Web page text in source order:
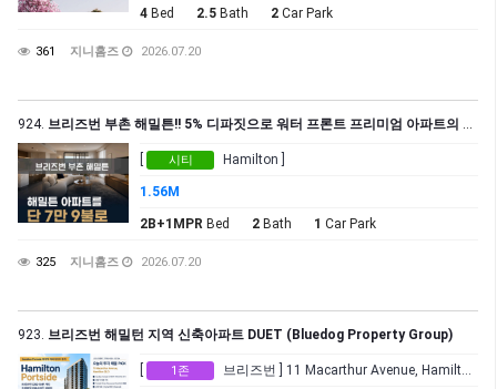
4 Bed 2.5 Bath 2 Car Park
361 지니홈즈 2026.07.20
924. 브리즈번 부촌 해밀튼!! 5% 디파짓으로 워터 프론트 프리미엄 아파트의 주인이 되세요!!
시티 Hamilton ]
1.56M
2B+1MPR Bed 2 Bath 1 Car Park
325 지니홈즈 2026.07.20
923. 브리즈번 해밀턴 지역 신축아파트 DUET (Bluedog Property Group)
1존 브리즈번 ] 11 Macarthur Avenue, Hamilton QLD